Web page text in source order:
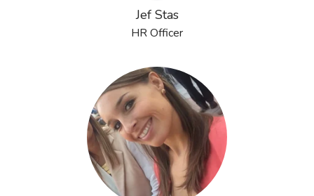
Jef Stas
HR Officer